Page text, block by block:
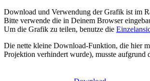
Download und Verwendung der Grafik ist im
Bitte verwende die in Deinem Browser
Um die Grafik zu teilen, benutze die
Die nette kleine Download-Funktion, die hier
Projektion verhindert wurde), musste aufgrund